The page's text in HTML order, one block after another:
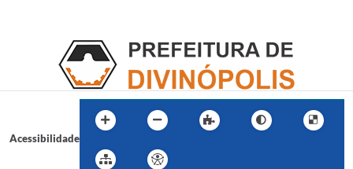
Acessibilidade